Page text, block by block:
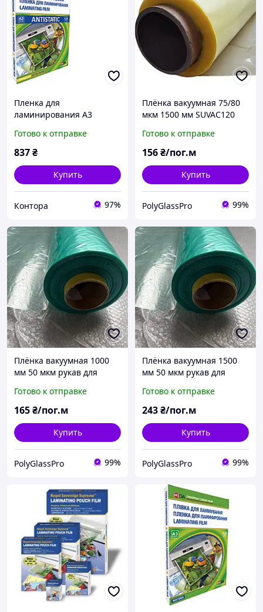
Пленка для
ламинирования А3
Antistatic 125 мкм (100
шт.)
Готово к отправке
837₴
Купить
Контора 97%
Плёнка вакуумная 75/80
мкм 1500 мм SUVAC120
ламинирования
Готово к отправке
156₴/пог.м
Купить
PolyGlassPro 99%
Плёнка вакуумная 1000
мм 50 мкм рукав для
ламинирования
Готово к отправке
165₴/пог.м
Купить
PolyGlassPro 99%
Плёнка вакуумная 1500
мм 50 мкм рукав для
ламинирования
Готово к отправке
243₴/пог.м
Купить
PolyGlassPro 99%